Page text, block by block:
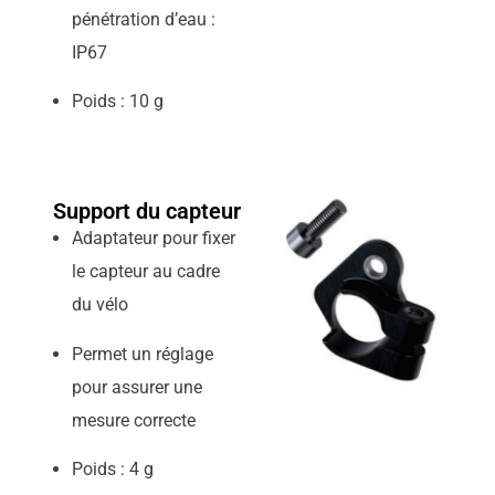
pénétration d’eau :
IP67
Poids : 10 g
Support du capteur
Adaptateur pour fixer
le capteur au cadre
du vélo
Permet un réglage
pour assurer une
mesure correcte
Poids : 4 g